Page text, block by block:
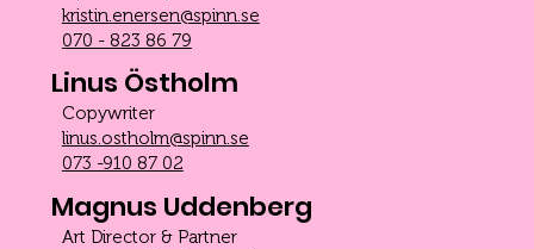
kristin.enersen@spinn.se
070 - 823 86 79
Linus Östholm
Copywriter
linus.ostholm@spinn.se
073 -910 87 02
Magnus Uddenberg
Art Director & Partner